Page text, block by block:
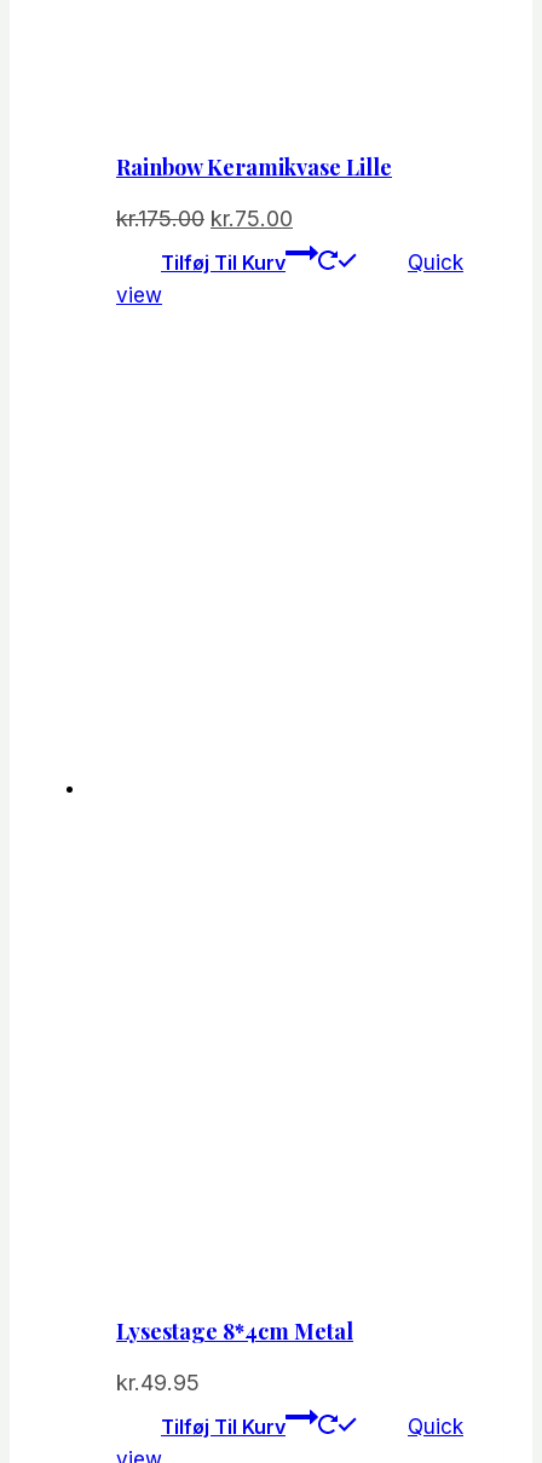
Rainbow Keramikvase Lille
kr.175.00 Den
oprindelige
kr.75.00
aktuelle
Tilføj Til Kurv
Quick
view
Lysestage 8*4cm Metal
kr.49.95
Tilføj Til Kurv
Quick